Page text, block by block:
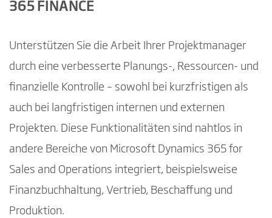
365 FINANCE
Unterstützen Sie die Arbeit Ihrer Projektmanager
durch eine verbesserte Planungs-, Ressourcen- und
finanzielle Kontrolle – sowohl bei kurzfristigen als
auch bei langfristigen internen und externen
Projekten. Diese Funktionalitäten sind nahtlos in
andere Bereiche von Microsoft Dynamics 365 for
Sales and Operations integriert, beispielsweise
Finanzbuchhaltung, Vertrieb, Beschaffung und
Produktion.